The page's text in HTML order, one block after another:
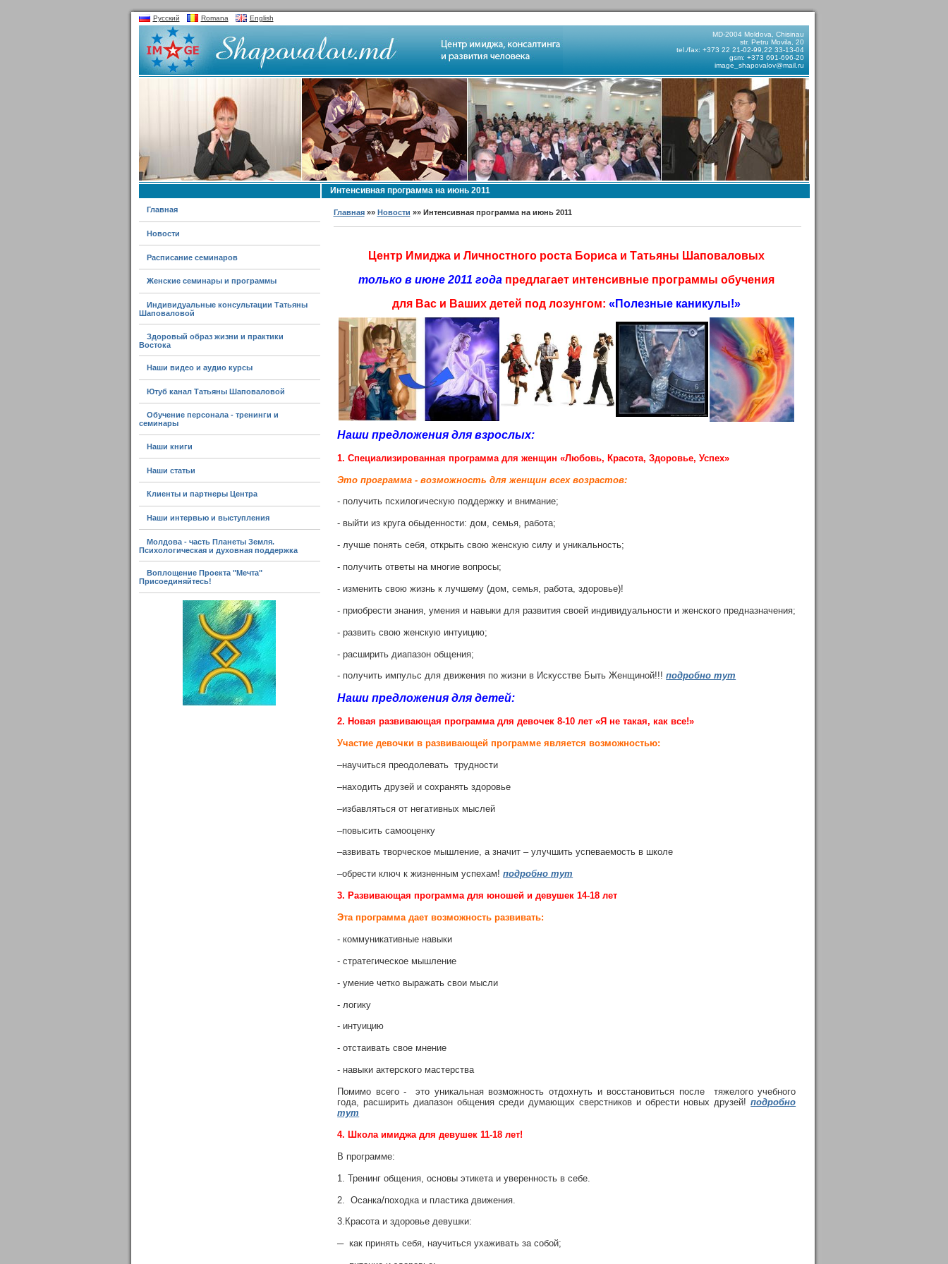
Русский Romana English
MD-2004 Moldova, Chisinau
str. Petru Movila, 20
tel./fax: +373 22 21-02-99,22 33-13-04
gsm: +373 691-696-20
image_shapovalov@mail.ru
Главная
Новости
Расписание семинаров
Женские семинары и программы
Индивидуальные консультации Татьяны
Шаповаловой
Здоровый образ жизни и практики
Востока
Наши видео и аудио курсы
Ютуб канал Татьяны Шаповаловой
Обучение персонала - тренинги и
семинары
Наши книги
Наши статьи
Клиенты и партнеры Центра
Наши интервью и выступления
Молдова - часть Планеты Земля.
Психологическая и духовная поддержка
Воплощение Проекта "Мечта"
Присоединяйтесь!
Интенсивная программа на июнь 2011
Главная»» Новости »» Интенсивная программа на июнь 2011
Центр Имиджа и Личностного роста Бориса и Татьяны Шаповаловых
только в июне 2011 года предлагает интенсивные программы обучения
для Вас и Ваших детей под лозунгом:«Полезные каникулы!»
Наши предложения для взрослых:
1. Специализированная программа для женщин «Любовь, Красота, Здоровье, Успех»
Это программа - возможность для женщин всех возрастов:
- получить псхилогическую поддержку и внимание;
- выйти из круга обыденности: дом, семья, работа;
- лучше понять себя, открыть свою женскую силу и уникальность;
- получить ответы на многие вопросы;
- изменить свою жизнь к лучшему (дом, семья, работа, здоровье)!
- приобрести знания, умения и навыки для развития своей индивидуальности и женского предназначения;
- развить свою женскую интуицию;
- расширить диапазон общения;
- получить импульс для движения по жизни в Искусстве Быть Женщиной!!!подробно тут
Наши предложения для детей:
2. Новая развивающая программа для девочек 8-10 лет «Я не такая, как все!»
Участие девочки в развивающей программе является возможностью:
–научиться преодолевать трудности
–находить друзей и сохранять здоровье
–избавляться от негативных мыслей
–повысить самооценку
–азвивать творческое мышление, а значит – улучшить успеваемость в школе
–обрести ключ к жизненным успехам! подробно тут
3. Развивающая программа для юношей и девушек 14-18 лет
Эта программа дает возможность развивать:
- коммуникативные навыки
- стратегическое мышление
- умение четко выражать свои мысли
- логику
- интуицию
- отстаивать свое мнение
- навыки актерского мастерства
Помимо всего - это уникальная возможность отдохнуть и восстановиться после тяжелого учебного
года, расширить диапазон общения среди думающих сверстников и обрести новых друзей!подробно
тут
4. Школа имиджа для девушек 11-18 лет!
В программе:
1. Тренинг общения, основы этикета и уверенность в себе.
2. Осанка/походка и пластика движения.
3.Красота и здоровье девушки:
─ как принять себя, научиться ухаживать за собой;